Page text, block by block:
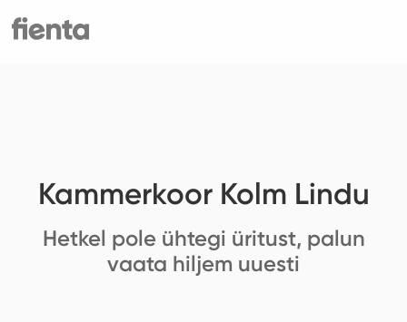
Kammerkoor Kolm Lindu
Hetkel pole ühtegi üritust, palun
vaata hiljem uuesti